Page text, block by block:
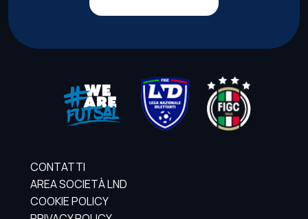
CONTATTI
AREA SOCIETÀ LND
COOKIE POLICY